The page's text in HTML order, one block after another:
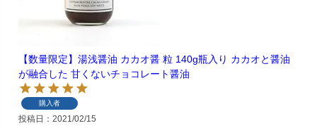
【数量限定】湯浅醤油 カカオ醤 粒 140g瓶入り カカオと醤油
が融合した 甘くないチョコレート醤油
購入者
投稿日 2021/02/15